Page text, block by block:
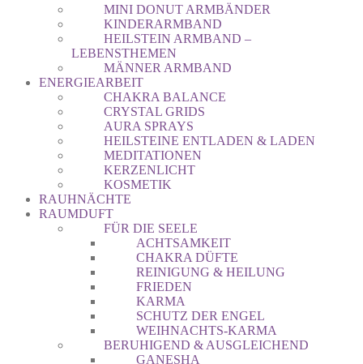
MINI DONUT ARMBÄNDER
KINDERARMBAND
HEILSTEIN ARMBAND –
LEBENSTHEMEN
MÄNNER ARMBAND
ENERGIEARBEIT
CHAKRA BALANCE
CRYSTAL GRIDS
AURA SPRAYS
HEILSTEINE ENTLADEN & LADEN
MEDITATIONEN
KERZENLICHT
KOSMETIK
RAUHNÄCHTE
RAUMDUFT
FÜR DIE SEELE
ACHTSAMKEIT
CHAKRA DÜFTE
REINIGUNG & HEILUNG
FRIEDEN
KARMA
SCHUTZ DER ENGEL
WEIHNACHTS-KARMA
BERUHIGEND & AUSGLEICHEND
GANESHA